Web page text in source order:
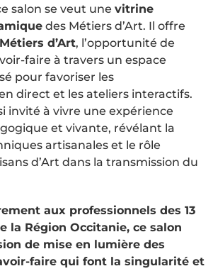
salon se veut unevitrine
des Métiers d’Art. Il offre
d’Art, l’opportunité de
faire à travers un espace
pour favoriser les
direct et les ateliers interactifs.
invité à vivre une expérience
et vivante, révélant la
artisanales et le rôle
d’Art dans la transmission du
aux professionnels des 13
la Région Occitanie, ce salon
de mise en lumière des
faire qui font la singularité et